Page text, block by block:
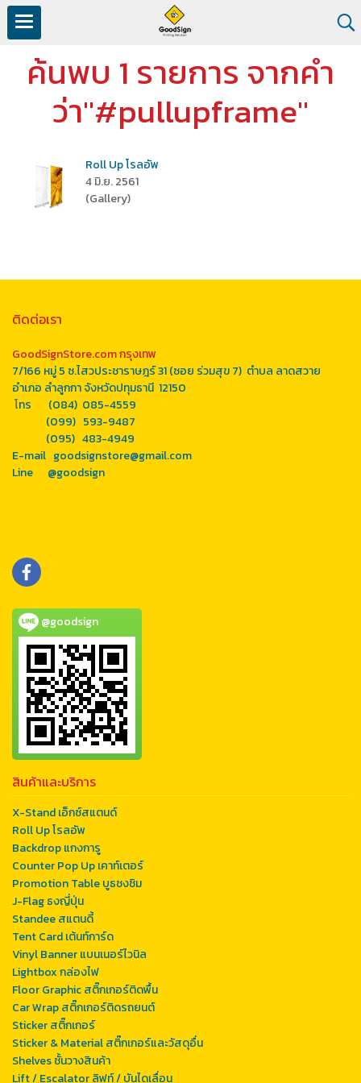
ค้นพบ 1 รายการ จากคำ
ว่า"#pullupframe"
Roll Up โรลอัพ
4 มิ.ย. 2561
(Gallery)
ติดต่อเรา
GoodSignStore.com กรุงเทพ
7/166 หมู่ 5 ซ.ไสวประชาราษฎร์ 31 (ซอย ร่วมสุข 7) ตำบล ลาดสวาย
อำเภอ ลำลูกกา จังหวัดปทุมธานี 12150
โทร (084) 085-4559
(099) 593-9487
(095) 483-4949
E-mail goodsignstore@gmail.com
Line @goodsign
@goodsign
สินค้าและบริการ
X-Stand เอ็กซ์สแตนด์
Roll Up โรลอัพ
Backdrop แกงการู
Counter Pop Up เคาท์เตอร์
Promotion Table บูธชงชิม
J-Flag ธงญี่ปุ่น
Standee สแตนดี้
Tent Card เต้นท์การ์ด
Vinyl Banner แบนเนอร์ไวนิล
Lightbox กล่องไฟ
Floor Graphic สติ๊กเกอร์ติดพื้น
Car Wrap สติ๊กเกอร์ติดรถยนต์
Sticker สติ๊กเกอร์
Sticker & Material สติ๊กเกอร์และวัสดุอื่น
Shelves ชั้นวางสินค้า
Lift / Escalator ลิฟท์ / บันไดเลื่อน